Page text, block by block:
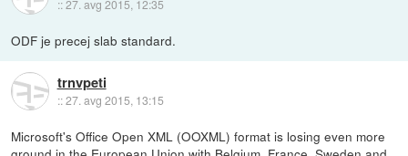
::27. avg 2015, 12:35
ODF je precej slab standard.
trnvpeti
::27. avg 2015, 13:15
Microsoft's Office Open XML (OOXML) format is losing even more